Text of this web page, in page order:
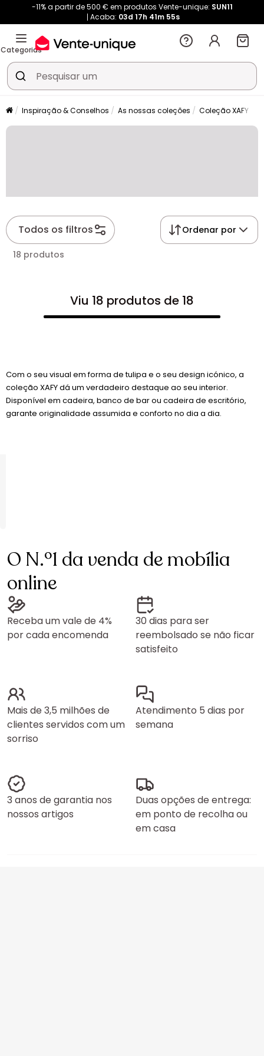
-11% a partir de 500 € em produtos Vente-unique: SUN11
Acaba: 03d 17h 41m 55s
Categorias
Inspiração & Conselhos As nossas coleções Coleção XAFY
Todos os filtros Ordenar por
18 produtos
Viu 18 produtos de 18
Com o seu visual em forma de tulipa e o seu design icónico, a
coleção XAFY dá um verdadeiro destaque ao seu interior.
Disponível em cadeira, banco de bar ou cadeira de escritório,
garante originalidade assumida e conforto no dia a dia.
O N.º1 da venda de mobília
online
Receba um vale de 4%
por cada encomenda
30 dias para ser
reembolsado se não ficar
satisfeito
Mais de 3,5 milhões de
clientes servidos com um
sorriso
Atendimento 5 dias por
semana
3 anos de garantia nos
nossos artigos
Duas opções de entrega:
em ponto de recolha ou
em casa